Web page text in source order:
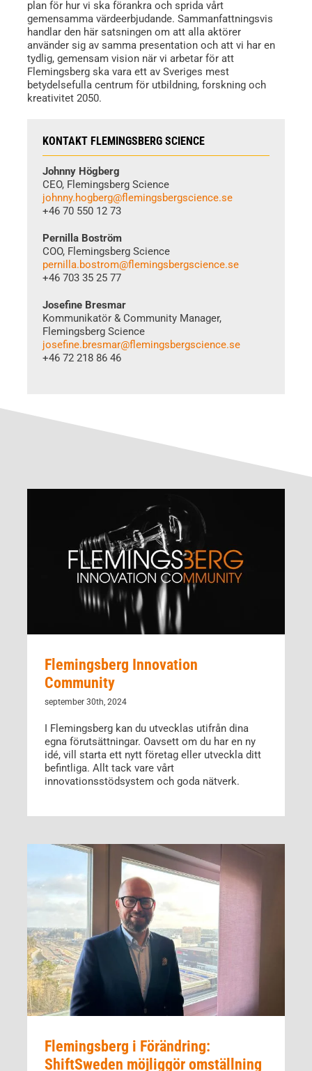
plan för hur vi ska förankra och sprida vårt
gemensamma värdeerbjudande. Sammanfattningsvis
handlar den här satsningen om att alla aktörer
använder sig av samma presentation och att vi har en
tydlig, gemensam vision när vi arbetar för att
Flemingsberg ska vara ett av Sveriges mest
betydelsefulla centrum för utbildning, forskning och
kreativitet 2050.
KONTAKT FLEMINGSBERG SCIENCE
Johnny Högberg
CEO, Flemingsberg Science
johnny.hogberg@flemingsbergscience.se
+46 70 550 12 73
Pernilla Boström
COO, Flemingsberg Science
pernilla.bostrom@flemingsbergscience.se
+46 703 35 25 77
Josefine Bresmar
Kommunikatör & Community Manager,
Flemingsberg Science
josefine.bresmar@flemingsbergscience.se
+46 72 218 86 46
Flemingsberg Innovation
Community
september 30th, 2024
I Flemingsberg kan du utvecklas utifrån dina
egna förutsättningar. Oavsett om du har en ny
idé, vill starta ett nytt företag eller utveckla ditt
befintliga. Allt tack vare vårt
innovationsstödsystem och goda nätverk.
Flemingsberg i Förändring:
ShiftSweden möjliggör omställning